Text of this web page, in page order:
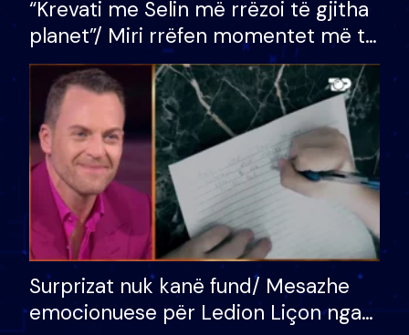
“Krevati me Selin më rrëzoi të gjitha
planet”/ Miri rrëfen momentet më të
bukura në shtëpinë e BB VIP: Do më
mungojë zilja e mëngjesit kur…
Surprizat nuk kanë fund/ Mesazhe
emocionuese për Ledion Liçon nga